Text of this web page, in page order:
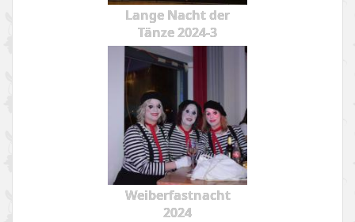
Lange Nacht der
Tänze 2024-3
Weiberfastnacht
2024